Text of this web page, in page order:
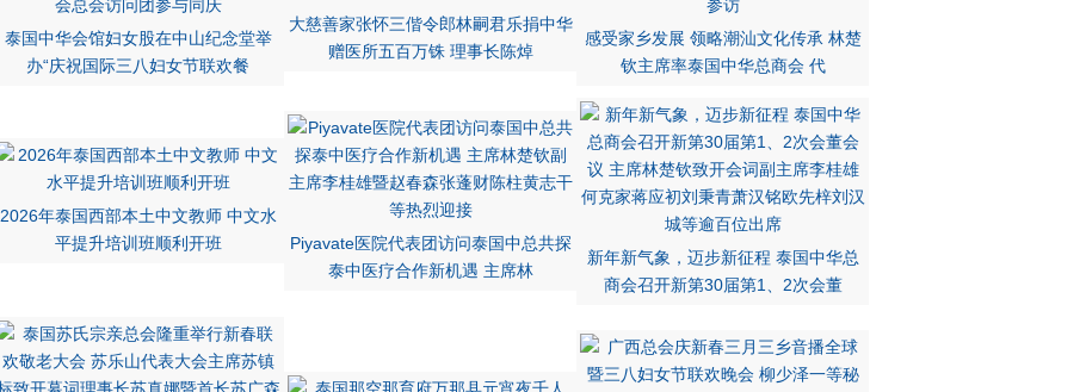
泰国中华会馆妇女股在中山纪念堂举
办“庆祝国际三八妇女节联欢餐
大慈善家张怀三偕令郎林嗣君乐捐中华
赠医所五百万铢 理事长陈焯
感受家乡发展 领略潮汕文化传承 林楚
钦主席率泰国中华总商会 代
2026年泰国西部本土中文教师 中文水
平提升培训班顺利开班
Piyavate医院代表团访问泰国中总共探
泰中医疗合作新机遇 主席林
新年新气象，迈步新征程 泰国中华总
商会召开新第30届第1、2次会董